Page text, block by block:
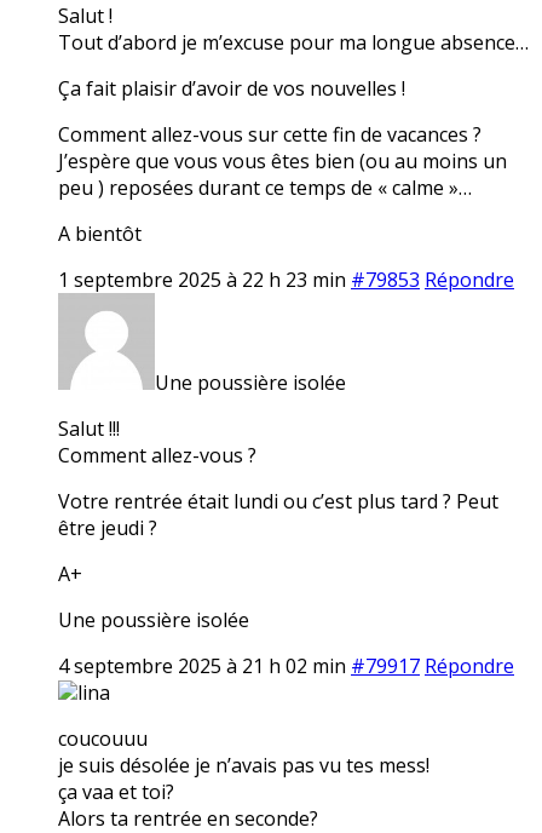
Salut !
Tout d’abord je m’excuse pour ma longue absence…
Ça fait plaisir d’avoir de vos nouvelles !
Comment allez-vous sur cette fin de vacances ?
J’espère que vous vous êtes bien (ou au moins un
peu ) reposées durant ce temps de « calme »…
A bientôt
1 septembre 2025 à 22 h 23 min #79853 Répondre
Une poussière isolée
Salut !!!
Comment allez-vous ?
Votre rentrée était lundi ou c’est plus tard ? Peut
être jeudi ?
A+
Une poussière isolée
4 septembre 2025 à 21 h 02 min #79917 Répondre
lina
coucouuu
je suis désolée je n’avais pas vu tes mess!
ça vaa et toi?
Alors ta rentrée en seconde?